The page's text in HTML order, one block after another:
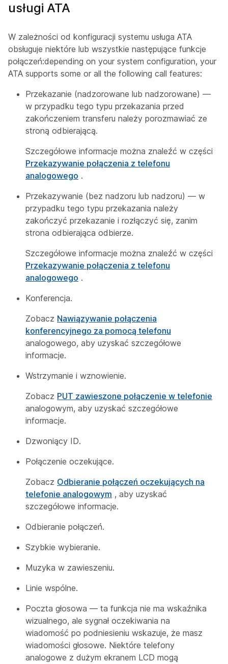
usługi ATA
W zależności od konfiguracji systemu usługa ATA
obsługuje niektóre lub wszystkie następujące funkcje
połączeń:depending on your system configuration, your
ATA supports some or all the following call features:
Przekazanie (nadzorowane lub nadzorowane) —
w przypadku tego typu przekazania przed
zakończeniem transferu należy porozmawiać ze
stroną odbierającą.
Szczegółowe informacje można znaleźć w części
Przekazywanie połączenia z telefonu
analogowego .
Przekazywanie (bez nadzoru lub nadzoru) — w
przypadku tego typu przekazania należy
zakończyć przekazanie i rozłączyć się, zanim
strona odbierająca odbierze.
Szczegółowe informacje można znaleźć w części
Przekazywanie połączenia z telefonu
analogowego .
Konferencja.
Zobacz Nawiązywanie połączenia
konferencyjnego za pomocą telefonu
analogowego, aby uzyskać szczegółowe
informacje.
Wstrzymanie i wznowienie.
Zobacz PUT zawieszone połączenie w telefonie
analogowym, aby uzyskać szczegółowe
informacje.
Dzwoniący ID.
Połączenie oczekujące.
Zobacz Odbieranie połączeń oczekujących na
telefonie analogowym , aby uzyskać
szczegółowe informacje.
Odbieranie połączeń.
Szybkie wybieranie.
Muzyka w zawieszeniu.
Linie wspólne.
Poczta głosowa — ta funkcja nie ma wskaźnika
wizualnego, ale sygnał oczekiwania na
wiadomość po podniesieniu wskazuje, że masz
wiadomości głosowe. Niektóre telefony
analogowe z dużym ekranem LCD mogą